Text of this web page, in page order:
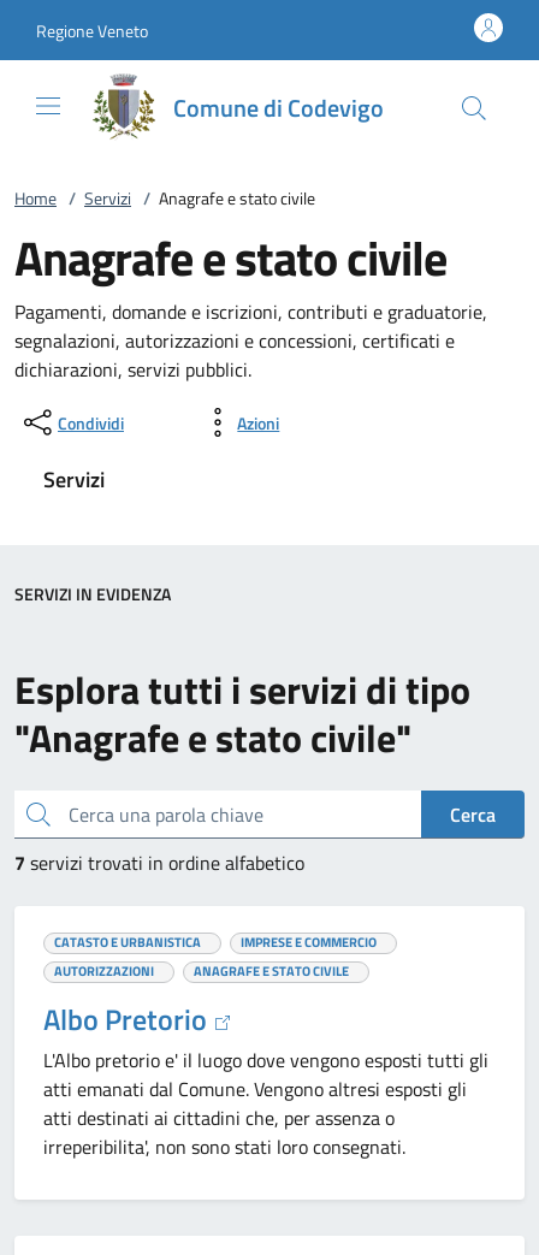
Regione Veneto
Comune di Codevigo
Home / Servizi / Anagrafe e stato civile
Anagrafe e stato civile
Pagamenti, domande e iscrizioni, contributi e graduatorie,
segnalazioni, autorizzazioni e concessioni, certificati e
dichiarazioni, servizi pubblici.
Condividi Azioni
Servizi
Esplora tutti i servizi di tipo
"Anagrafe e stato civile"
Cerca una parola chiave
Cerca
7 servizi trovati in ordine alfabetico
CATASTO E URBANISTICA
IMPRESE E COMMERCIO
AUTORIZZAZIONI
ANAGRAFE E STATO CIVILE
Albo Pretorio
L'Albo pretorio e' il luogo dove vengono esposti tutti gli
atti emanati dal Comune. Vengono altresi esposti gli
atti destinati ai cittadini che, per assenza o
irreperibilita', non sono stati loro consegnati.
SERVIZI IN EVIDENZA